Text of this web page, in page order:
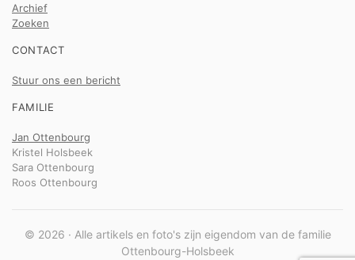
Archief
Zoeken
CONTACT
Stuur ons een bericht
FAMILIE
Jan Ottenbourg
Kristel Holsbeek
Sara Ottenbourg
Roos Ottenbourg
© 2026 · Alle artikels en foto's zijn eigendom van de familie
Ottenbourg-Holsbeek